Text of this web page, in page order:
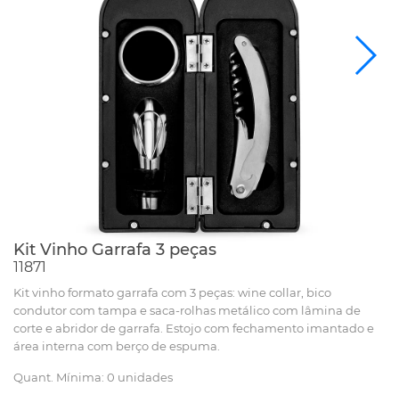
Kit Vinho Garrafa 3 peças
11871
Kit vinho formato garrafa com 3 peças: wine collar, bico
condutor com tampa e saca-rolhas metálico com lâmina de
corte e abridor de garrafa. Estojo com fechamento imantado e
área interna com berço de espuma.
Quant. Mínima: 0 unidades